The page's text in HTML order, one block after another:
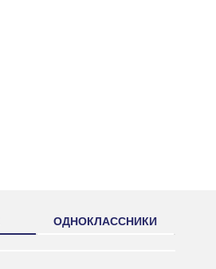
ОДНОКЛАССНИКИ